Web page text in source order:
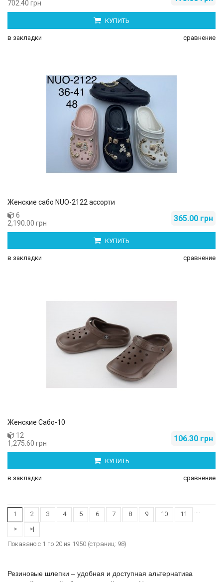
702.40 грн
КУПИТЬ
в закладки сравнение
Женские сабо NUO-2122 ассорти
365.00 грн
6
2,190.00 грн
КУПИТЬ
в закладки сравнение
Женские Сабо-10
106.30 грн
12
1,275.60 грн
КУПИТЬ
в закладки сравнение
1 2 3 4 5 6 7 8 9 10 11 ....
>
>|
Показано с 1 по 20 из 1950 (страниц: 98)
Резиновые шлепки – удобная и доступная альтернатива